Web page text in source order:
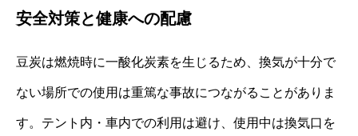
安全対策と健康への配慮
豆炭は燃焼時に一酸化炭素を生じるため、換気が十分で
ない場所での使用は重篤な事故につながることがありま
す。テント内・車内での利用は避け、使用中は換気口を